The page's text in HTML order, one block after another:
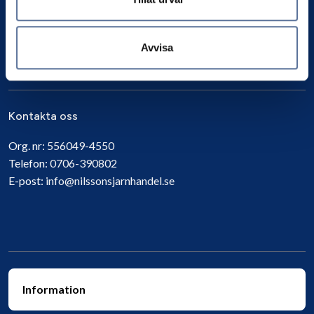
Avvisa
Kontakta oss
Org. nr: 556049-4550
Telefon: 0706-390802
E-post: info@nilssonsjarnhandel.se
Information